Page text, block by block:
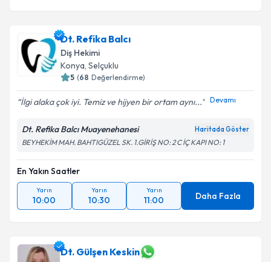
Dt. Refika Balcı
Diş Hekimi
Konya, Selçuklu
5 (68 Değerlendirme)
İlgi alaka çok iyi. Temiz ve hijyen bir ortam aynı... Devamı
Dt. Refika Balcı Muayenehanesi Haritada Göster
BEYHEKİM MAH. BAHTIGÜZEL SK. 1.GİRİŞ NO: 2 C İÇ KAPI NO: 1
En Yakın Saatler
Yarın
10:00
Yarın
10:30
Yarın
11:00 Daha Fazla
Dt. Gülşen Keskin